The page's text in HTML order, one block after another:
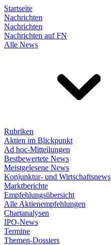
Startseite
Nachrichten
Nachrichten
Nachrichten auf FN
Alle News
Rubriken
Aktien im Blickpunkt
Ad hoc-Mitteilungen
Bestbewertete News
Meistgelesene News
Konjunktur- und Wirtschaftsnews
Marktberichte
Empfehlungsübersicht
Alle Aktienempfehlungen
Chartanalysen
IPO-News
Termine
Themen-Dossiers